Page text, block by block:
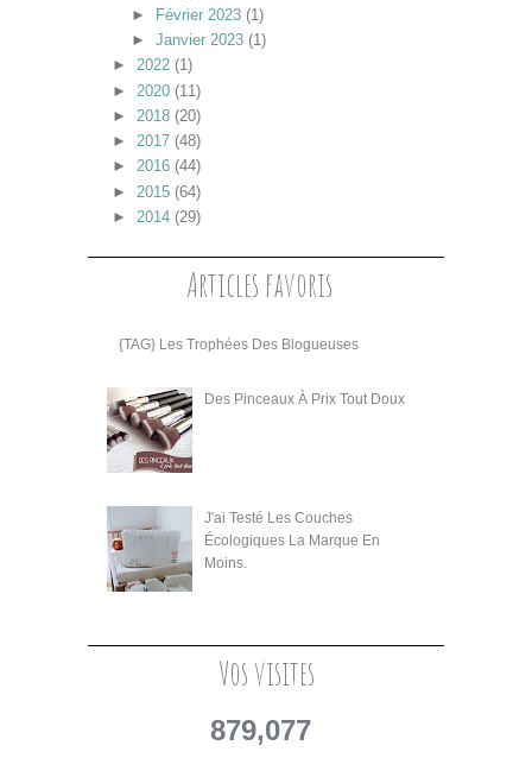
►
Février 2023 (1)
► Janvier 2023 (1)
► 2022 (1)
► 2020 (11)
► 2018 (20)
► 2017 (48)
► 2016 (44)
► 2015 (64)
► 2014 (29)
Articles favoris
{TAG} Les Trophées Des Blogueuses
Des Pinceaux À Prix Tout Doux
J'ai Testé Les Couches
Écologiques La Marque En
Moins.
Vos visites
879,077